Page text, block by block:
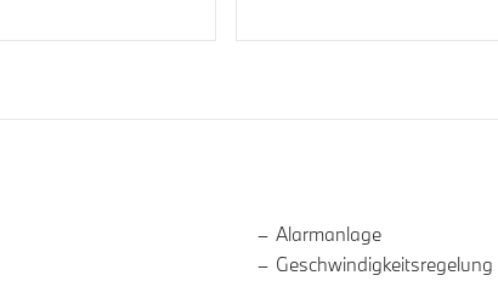
AUSSTATTUNGAlarmanlage
Geschwindigkeitsregelung